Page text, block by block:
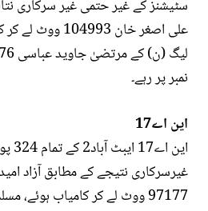
سٹیشنز کے غیر حتمی غیر سرکاری
علی اصغر خان
نمبر پر رہے۔
این اے17
غیرسرکاری نتیجے کے مطابق آزاد
97177 ووٹ لے کر کامیاب